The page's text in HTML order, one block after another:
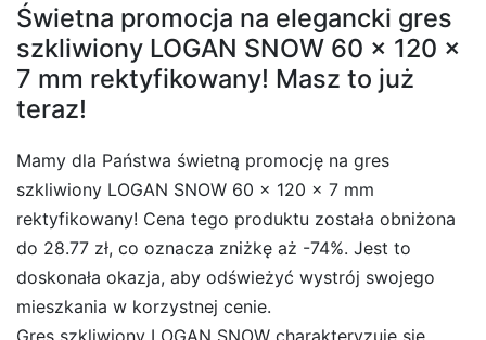
Świetna promocja na elegancki gres
szkliwiony LOGAN SNOW 60 x 120 x
7 mm rektyfikowany! Masz to już
teraz!
Mamy dla Państwa świetną promocję na gres
szkliwiony LOGAN SNOW 60 x 120 x 7 mm
rektyfikowany! Cena tego produktu została obniżona
do 28.77 zł, co oznacza zniżkę aż -74%. Jest to
doskonała okazja, aby odświeżyć wystrój swojego
mieszkania w korzystnej cenie.
Gres szkliwiony LOGAN SNOW charakteryzuje się